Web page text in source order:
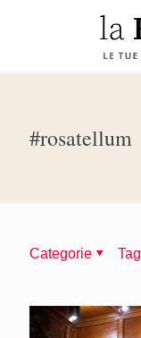
#rosatellum
Categorie